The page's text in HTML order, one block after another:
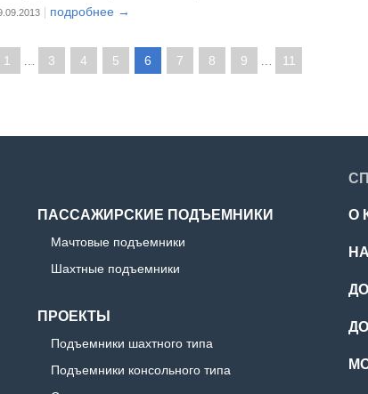
2515ммх1950ммх2128мм, объём – 10,44м3. Масса
1,9т. Срок доставки контейнера в г. Уссурийск -
подробнее →
1 3 4 5 6 7 8 9 11
ПАССАЖИРСКИЕ ПОДЪЕМНИКИ
Мачтовые подъемники
Шахтные подъемники
ПРОЕКТЫ
Подъемники шахтного типа
Подъемники консольного типа
О